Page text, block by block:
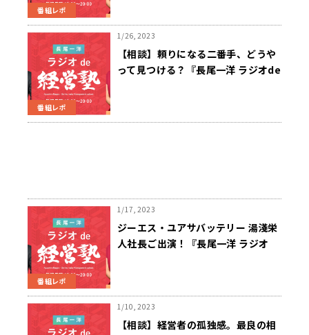
番組レポ
番組レポ
1/26, 2023
【相談】頼りになる二番手、どうや
って見つける？『長尾一洋 ラジオde
番組レポ
1/17, 2023
ジーエス・ユアサバッテリー 湯淺栄
人社長ご出演！『長尾一洋 ラジオ
1/10, 2023
【相談】経営者の孤独感。最良の相